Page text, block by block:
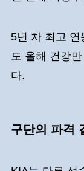
5년 차 최고 연
도 올해 건강
다.
구단의 파격